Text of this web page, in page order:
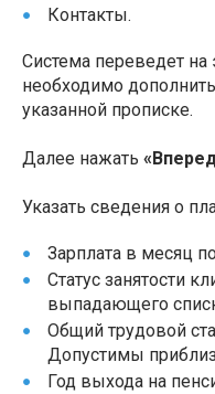
Контакты.
Система переведет на
необходимо
указанной прописке.
Далее нажать
Указать сведения о
Зарплата в месяц
Статус занятости
выпадающего
Общий трудовой
Допустимы
Год выхода на